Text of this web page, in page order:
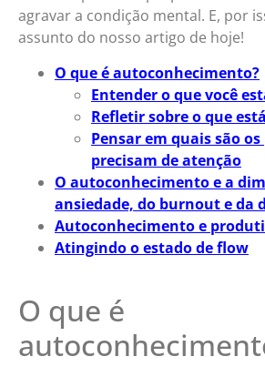
agravar a condição mental. E, por
assunto do nosso artigo de hoje!
O que é autoconhecimento?
Entender o que você
Refletir sobre o que
Pensar em quais são
precisam de atenção
O autoconhecimento e a
ansiedade, do burnout e da
Autoconhecimento e
Atingindo o estado de flow
O que é